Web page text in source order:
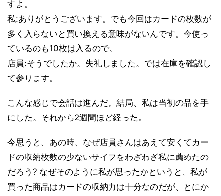
すよ。
私:ありがとうございます。でも今回はカードの枚数が
多く入らないと買い換える意味がないんです。今使っ
ているのも10枚は入るので。
店員:そうでしたか。失礼しました。では在庫を確認し
て参ります。
こんな感じで会話は進んだ。結局、私は当初の品を手
にした。それから2週間ほど経った。
今思うと、あの時、なぜ店員さんはあえて安くてカー
ドの収納枚数の少ないサイフをわざわざ私に薦めたの
だろう? なぜそのように私が思ったかというと、私が
買った商品はカードの収納力は十分なのだが、とにか